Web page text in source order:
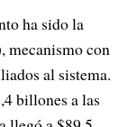
ha sido la
mecanismo con
al sistema.
billones a las